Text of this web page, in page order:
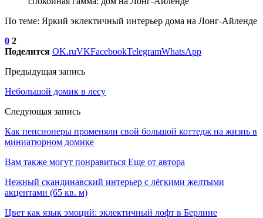
По теме: Яркий эклектичный интерьер дома на Лонг-Айленде
0 2
Поделится OK.ruVKFacebookTelegramWhatsApp
Предыдущая запись
Небольшой домик в лесу
Следующая запись
Как пенсионеры променяли свой большой коттедж на жизнь в
миниатюрном домике
Вам также могут понравиться Еще от автора
Нежный скандинавский интерьер с лёгкими желтыми
акцентами (65 кв. м)
Цвет как язык эмоций: эклектичный лофт в Берлине